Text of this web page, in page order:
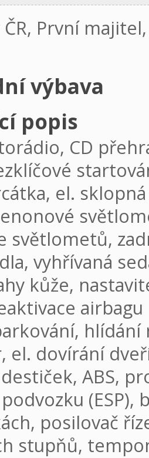
První
výbava
popis
CD
el.
světlometů,
vyhřívaná
kůže,
el. dovírání
ABS,
posilovač
stupňů,